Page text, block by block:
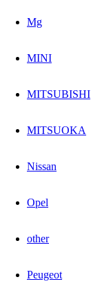
Mg
MINI
MITSUBISHI
MITSUOKA
Nissan
Opel
other
Peugeot